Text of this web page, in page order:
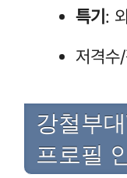
특기 :
저격수
강철부
프로필